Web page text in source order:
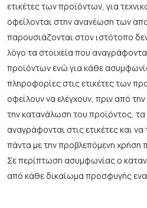
ετικέτες των προϊόντων, για
οφείλονται στην ανανέωση των
παρουσιάζονται στον ιστότοπο
λόγο τα στοιχεία που
προϊόντων ενώ για κάθε
πληροφορίες στις ετικέτες των
οφείλουν να ελέγχουν, πριν από
την κατανάλωση του προϊόντος, τα
αναγράφονται στις ετικέτες και
πάντα με την προβλεπόμενη χρήση
Σε περίπτωση ασυμφωνίας ο
από κάθε δικαίωμα προσφυγής